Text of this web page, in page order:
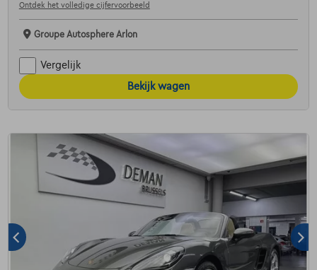
Ontdek het volledige cijfervoorbeeld
Groupe Autosphere Arlon
Vergelijk
Bekijk wagen